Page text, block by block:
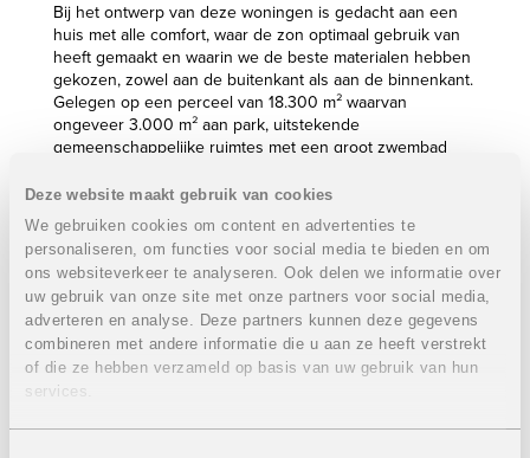
Deze website maakt gebruik van cookies
We gebruiken cookies om content en advertenties te
personaliseren, om functies voor social media te bieden en om
ons websiteverkeer te analyseren. Ook delen we informatie over
uw gebruik van onze site met onze partners voor social media,
adverteren en analyse. Deze partners kunnen deze gegevens
combineren met andere informatie die u aan ze heeft verstrekt
of die ze hebben verzameld op basis van uw gebruik van hun
services.
Bij het ontwerp van deze woningen is gedacht aan een
huis met alle comfort, waar de zon optimaal gebruik van
heeft gemaakt en waarin we de beste materialen hebben
gekozen, zowel aan de buitenkant als aan de binnenkant.
Gelegen op een perceel van 18.300 m² waarvan
ongeveer 3.000 m² aan park, uitstekende
gemeenschappelijke ruimtes met een groot zwembad
Vanwege de geografische ligging kunt u genieten van
een uniek uitzicht op de kust en de skyline van
Benidorm, evenals de Middellandse Zee. Het project ligt
op slechts 30 minuten van Alicante stad en de
internationale luchthaven.
Finestrat-Benidorm is een van de gebieden met het
grootste aantal zonuren per dag aan de Costa Blanca en
beschikt over een uitzonderlijk microklimaat waardoor u
het hele jaar door van de zon en het strand kunt